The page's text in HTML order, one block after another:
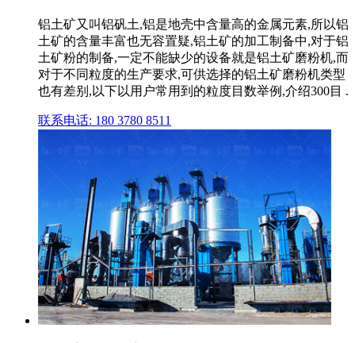
铝土矿又叫铝矾土,铝是地壳中含量高的金属元素,所以铝
土矿的含量丰富也无容置疑,铝土矿的加工制备中,对于铝
土矿粉的制备,一定不能缺少的设备就是铝土矿磨粉机,而
对于不同粒度的生产要求,可供选择的铝土矿磨粉机类型
也有差别,以下以用户常用到的粒度目数举例,介绍300目 .
联系电话: 180 3780 8511